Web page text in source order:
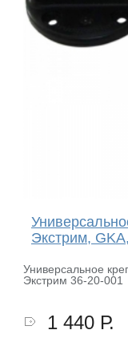
Экстрим,
Универсальное
Экстрим 36-20-001
1 440 Р.